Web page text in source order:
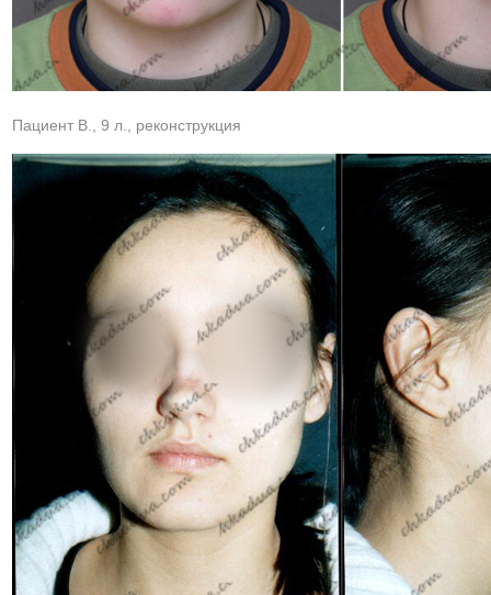
Пациент В., 9 л., реконструкция